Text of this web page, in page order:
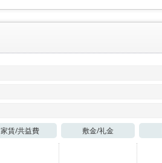
家賃/共益費 敷金/礼金